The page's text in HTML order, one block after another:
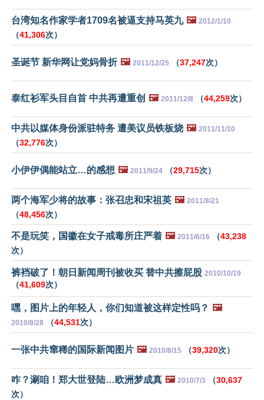
台湾知名作家学者1709名被逼支持马英九 🖼️ 2012/1/10
（41,306次）
圣诞节 新华网让党妈骨折 🖼️ 2011/12/25 （37,247次）
泰红衫军头目自首 中共再遭重创 🖼️ 2011/12/8 （44,259次）
中共以媒体身份派驻特务 遭美议员铁板烧 🖼️ 2011/11/10
（32,776次）
小伊伊偶能站立…的感想 🖼️ 2011/9/24 （29,715次）
两个海军少将的故事：张召忠和宋祖英 🖼️ 2011/8/21
（48,456次）
不是玩笑，国徽在女子戒毒所庄严着 🖼️ 2011/6/16 （43,238
次）
裤裆破了！朝日新闻周刊被收买 替中共擦屁股 2010/10/19
（41,609次）
嘿，图片上的年轻人，你们知道被这样定性吗？ 🖼️
2010/8/28 （44,531次）
一张中共窜稀的国际新闻图片 🖼️ 2010/8/15 （39,320次）
咋？涮咱！郑大世登陆…欧洲梦成真 🖼️ 2010/7/3 （30,637
次）